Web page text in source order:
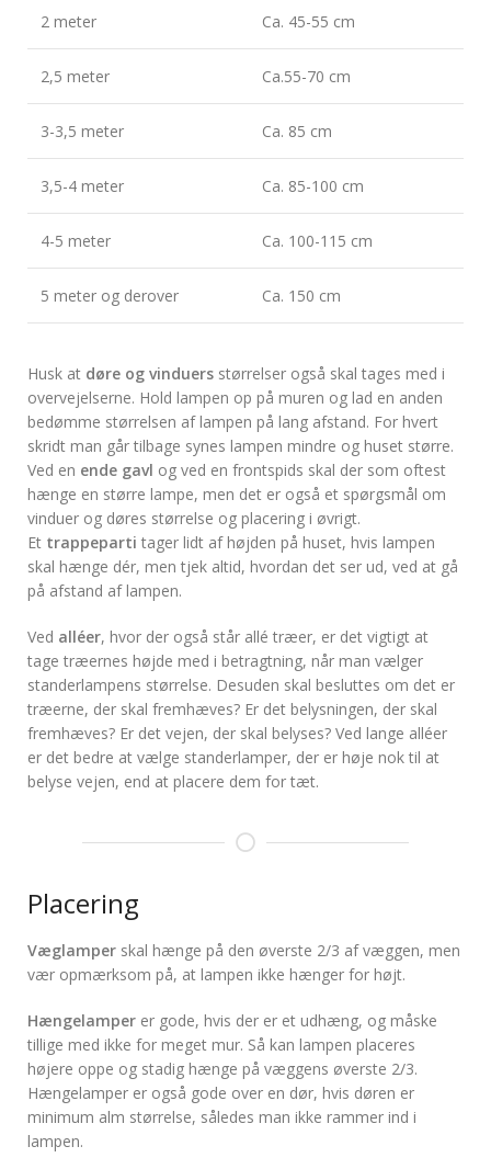
2 meter Ca. 45-55 cm
2,5 meter Ca.55-70 cm
3-3,5 meter Ca. 85 cm
3,5-4 meter Ca. 85-100 cm
4-5 meter Ca. 100-115 cm
5 meter og derover Ca. 150 cm
Husk at døre og vinduers størrelser også skal tages med i
overvejelserne. Hold lampen op på muren og lad en anden
bedømme størrelsen af lampen på lang afstand. For hvert
skridt man går tilbage synes lampen mindre og huset større.
Ved en ende gavl og ved en frontspids skal der som oftest
hænge en større lampe, men det er også et spørgsmål om
vinduer og døres størrelse og placering i øvrigt.
Et trappeparti tager lidt af højden på huset, hvis lampen
skal hænge dér, men tjek altid, hvordan det ser ud, ved at gå
på afstand af lampen.
Ved alléer, hvor der også står allé træer, er det vigtigt at
tage træernes højde med i betragtning, når man vælger
standerlampens størrelse. Desuden skal besluttes om det er
træerne, der skal fremhæves? Er det belysningen, der skal
fremhæves? Er det vejen, der skal belyses? Ved lange alléer
er det bedre at vælge standerlamper, der er høje nok til at
belyse vejen, end at placere dem for tæt.
Placering
Væglamper skal hænge på den øverste 2/3 af væggen, men
vær opmærksom på, at lampen ikke hænger for højt.
Hængelamper er gode, hvis der er et udhæng, og måske
tillige med ikke for meget mur. Så kan lampen placeres
højere oppe og stadig hænge på væggens øverste 2/3.
Hængelamper er også gode over en dør, hvis døren er
minimum alm størrelse, således man ikke rammer ind i
lampen.